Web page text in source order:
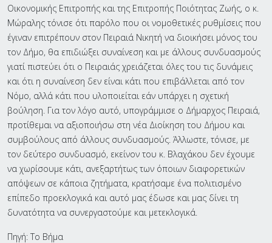
Οικονομικής Επιτροπής και της Επιτροπής Ποιότητας Ζωής, ο κ.
Μώραλης τόνισε ότι παρόλο που οι νομοθετικές ρυθμίσεις που
έγιναν επιτρέπουν στον Πειραιά Νικητή να διοικήσει μόνος του
τον Δήμο, θα επιδιώξει συναίνεση και με άλλους συνδυασμούς
γιατί πιστεύει ότι ο Πειραιάς χρειάζεται όλες του τις δυνάμεις
και ότι η συναίνεση δεν είναι κάτι που επιβάλλεται από τον
Νόμο, αλλά κάτι που υλοποιείται εάν υπάρχει η σχετική
βούληση. Για τον λόγο αυτό, υπογράμμισε ο Δήμαρχος Πειραιά,
προτίθεμαι να αξιοποιήσω στη νέα Διοίκηση του Δήμου και
συμβούλους από άλλους συνδυασμούς. Άλλωστε, τόνισε, με
τον δεύτερο συνδυασμό, εκείνον του κ. Βλαχάκου δεν έχουμε
να χωρίσουμε κάτι, ανεξαρτήτως των όποιων διαφορετικών
απόψεων σε κάποια ζητήματα, κρατήσαμε ένα πολιτισμένο
επίπεδο προεκλογικά και αυτό μας έδωσε και μας δίνει τη
δυνατότητα να συνεργαστούμε και μετεκλογικά.
Πηγή: Το Βήμα